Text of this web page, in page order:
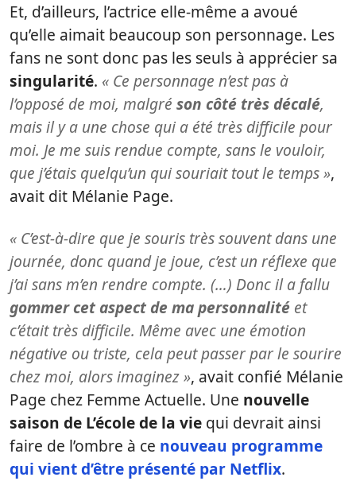
Et, d’ailleurs, l’actrice elle-même a avoué
qu’elle aimait beaucoup son personnage. Les
fans ne sont donc pas les seuls à apprécier sa
singularité. « Ce personnage n’est pas à
l’opposé de moi, malgré son côté très décalé,
mais il y a une chose qui a été très difficile pour
moi. Je me suis rendue compte, sans le vouloir,
que j’étais quelqu’un qui souriait tout le temps »,
avait dit Mélanie Page.
« C’est-à-dire que je souris très souvent dans une
journée, donc quand je joue, c’est un réflexe que
j’ai sans m’en rendre compte. (…) Donc il a fallu
gommer cet aspect de ma personnalité et
c’était très difficile. Même avec une émotion
négative ou triste, cela peut passer par le sourire
chez moi, alors imaginez », avait confié Mélanie
Page chez Femme Actuelle. Une nouvelle
saison de L’école de la vie qui devrait ainsi
faire de l’ombre à ce nouveau programme
qui vient d’être présenté par Netflix.